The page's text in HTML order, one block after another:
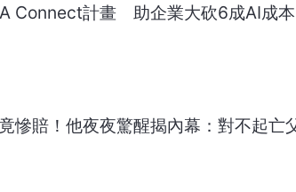
Connect計畫 助企業大砍6成AI成本
慘賠！他夜夜驚醒揭內幕：對不起亡